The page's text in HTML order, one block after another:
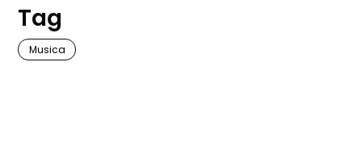
Tag
Musica